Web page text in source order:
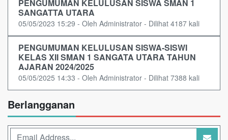
PENGUMUMAN KELULUSAN SISWA SMAN 1
SANGATTA UTARA
05/05/2023 15:29 - Oleh Administrator - Dilihat 4187 kali
PENGUMUMAN KELULUSAN SISWA-SISWI
KELAS XII SMAN 1 SANGATA UTARA TAHUN
AJARAN 2024/2025
05/05/2025 14:33 - Oleh Administrator - Dilihat 7388 kali
Berlangganan